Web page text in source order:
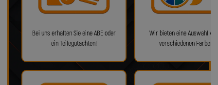
Bei uns erhalten Sie eine ABE oder
ein Teilegutachten!
Wir bieten eine Auswahl
verschiedenen Farben!